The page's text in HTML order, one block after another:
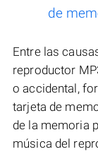
de
Entre las
reproductor
o accidental,
tarjeta de
de la memoria
música del